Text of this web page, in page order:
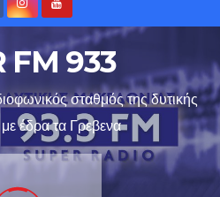
FM 933
σταθμός της δυτικής
έδρα τα Γρεβενα